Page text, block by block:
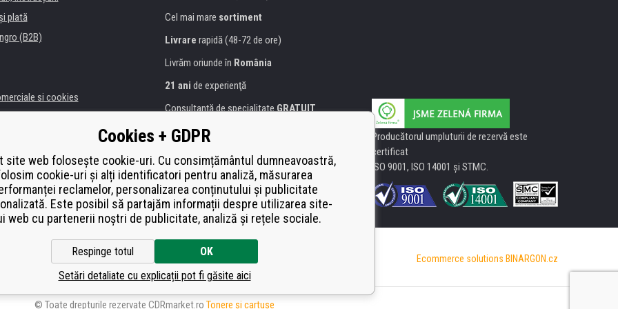
plată
(B2B)
si cookies
de imprimante
de înlocuire
od smlouvy
Cel mai mare sortiment
Livrare rapidă (48-72 de ore)
Livrăm oriunde în România
21 ani de experienţă
Consultanţă de specialitate GRATUIT
Abordarea amabilă
certificat
Heureka
Platăsecurizată on-line
Producătorul umpluturii de rezervă este
certificat
ISO 9001, ISO 14001 şi STMC.
Ecommerce solutions BINARGON.cz
© Toate drepturile rezervate CDRmarket.ro Tonere şi cartuşe
Cookies + GDPR
site web folosește cookie-uri. Cu consimțământul dumneavoastră,
cookie-uri și alți identificatori pentru analiză, măsurarea
reclamelor, personalizarea conținutului și publicitate
Este posibil să partajăm informații despre utilizarea site-
web cu partenerii noștri de publicitate, analiză și rețele sociale.
Respinge totul
OK
Setări detaliate cu explicații pot fi găsite aici